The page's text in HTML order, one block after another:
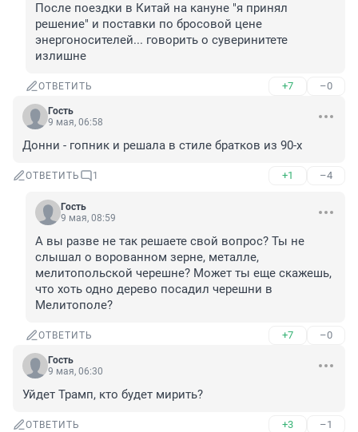
После поездки в Китай на кануне "я принял
решение" и поставки по бросовой цене
энергоносителей... говорить о суверинитете
излишне
ОТВЕТИТЬ +7 –0
Гость
9 мая, 06:58
Донни - гопник и решала в стиле братков из 90-х
ОТВЕТИТЬ 1 +1 –4
Гость
9 мая, 08:59
А вы разве не так решаете свой вопрос? Ты не
слышал о ворованном зерне, металле,
мелитопольской черешне? Может ты еще скажешь,
что хоть одно дерево посадил черешни в
Мелитополе?
ОТВЕТИТЬ +7 –0
Гость
9 мая, 06:30
Уйдет Трамп, кто будет мирить?
ОТВЕТИТЬ +3 –1